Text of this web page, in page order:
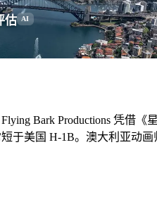
估 AI
Bark Productions 凭借
于美国 H-1B。澳大利亚动